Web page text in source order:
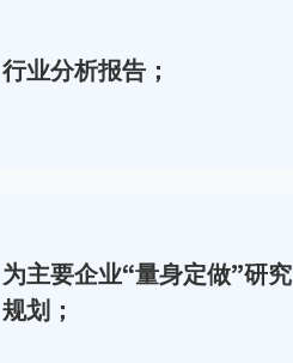
行业分析报告；
为主要企业“量身定做”研究
规划；